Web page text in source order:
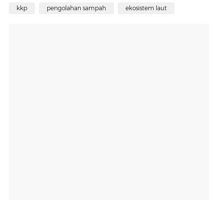
kkp pengolahan sampah ekosistem laut